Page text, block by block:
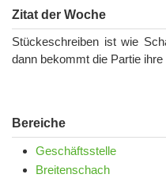
Zitat der Woche
Stückeschreiben ist wie
dann bekommt die Partie ihre
Bereiche
Geschäftsstelle
Breitenschach